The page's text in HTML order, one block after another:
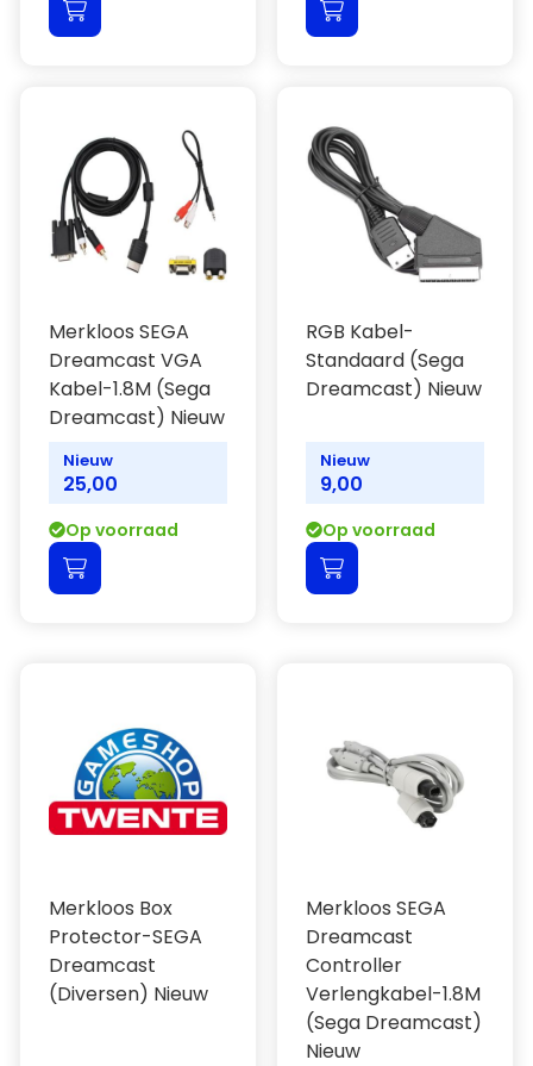
Merkloos SEGA
Dreamcast VGA
Kabel-1.8M (Sega
Dreamcast) Nieuw
Nieuw
25,00
Op voorraad
RGB Kabel-
Standaard (Sega
Dreamcast) Nieuw
Nieuw
9,00
Op voorraad
Merkloos Box
Protector-SEGA
Dreamcast
(Diversen) Nieuw
Merkloos SEGA
Dreamcast
Controller
Verlengkabel-1.8M
(Sega Dreamcast)
Nieuw